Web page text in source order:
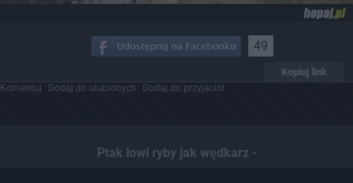
49
Kopiuj link
Komentuj Dodaj do ulubionych Dodaj do przyjaciół
Ptak łowi ryby jak wędkarz -